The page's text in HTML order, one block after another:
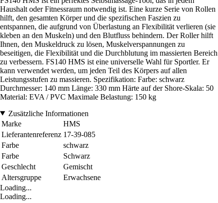
Haushalt oder Fitnessraum notwendig ist. Eine kurze Serie von Rollen
hilft, den gesamten Körper und die spezifischen Faszien zu
entspannen, die aufgrund von Überlastung an Flexibilität verlieren (sie
kleben an den Muskeln) und den Blutfluss behindern. Der Roller hilft
Ihnen, den Muskeldruck zu lösen, Muskelverspannungen zu
beseitigen, die Flexibilität und die Durchblutung im massierten Bereich
zu verbessern. FS140 HMS ist eine universelle Wahl für Sportler. Er
kann verwendet werden, um jeden Teil des Körpers auf allen
Leistungsstufen zu massieren. Spezifikation: Farbe: schwarz
Durchmesser: 140 mm Länge: 330 mm Härte auf der Shore-Skala: 50
Material: EVA / PVC Maximale Belastung: 150 kg
Zusätzliche Informationen
Marke
HMS
Lieferantenreferenz 17-39-085
Farbe
schwarz
Farbe
Schwarz
Geschlecht
Gemischt
Altersgruppe
Erwachsene
Loading...
Loading...